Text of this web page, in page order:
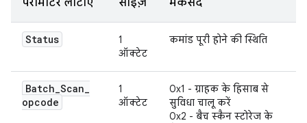
पैरामीटर लौटाएं साइज़ मकसद
Status
1
ऑक्टेट
कमांड पूरी होने की स्थिति
Batch_Scan_
opcode
1
ऑक्टेट
0x1 - ग्राहक के हिसाब से
सुविधा चालू करें
0x2 - बैच स्कैन स्टोरेज के